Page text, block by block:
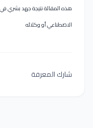
هذه المقالة نتيجة جهد بشري في
الاصطناعي أو وكلائه
شارك المعرفة